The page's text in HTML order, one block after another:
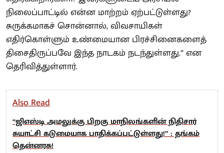
நிலைப்பாட்டில் என்ன மாற்றம் ஏற்பட்டுள்ளது?
சுருக்கமாகச் சொன்னால், விவசாயிகள்
எதிர்கொள்ளும் உண்மையான பிரச்சினைகளைத்
திசைதிருப்பவே இந்த நாடகம் நடந்துள்ளது.” என
தெரிவித்துள்ளார்.
Also Read
“ஜிஎஸ்டி அமலுக்கு பிறகு மாநிலங்களின் நிதிசார்
சுயாட்சி கடுமையாக பாதிக்கப்பட்டுள்ளது!” : தங்கம்
தென்னரசு!